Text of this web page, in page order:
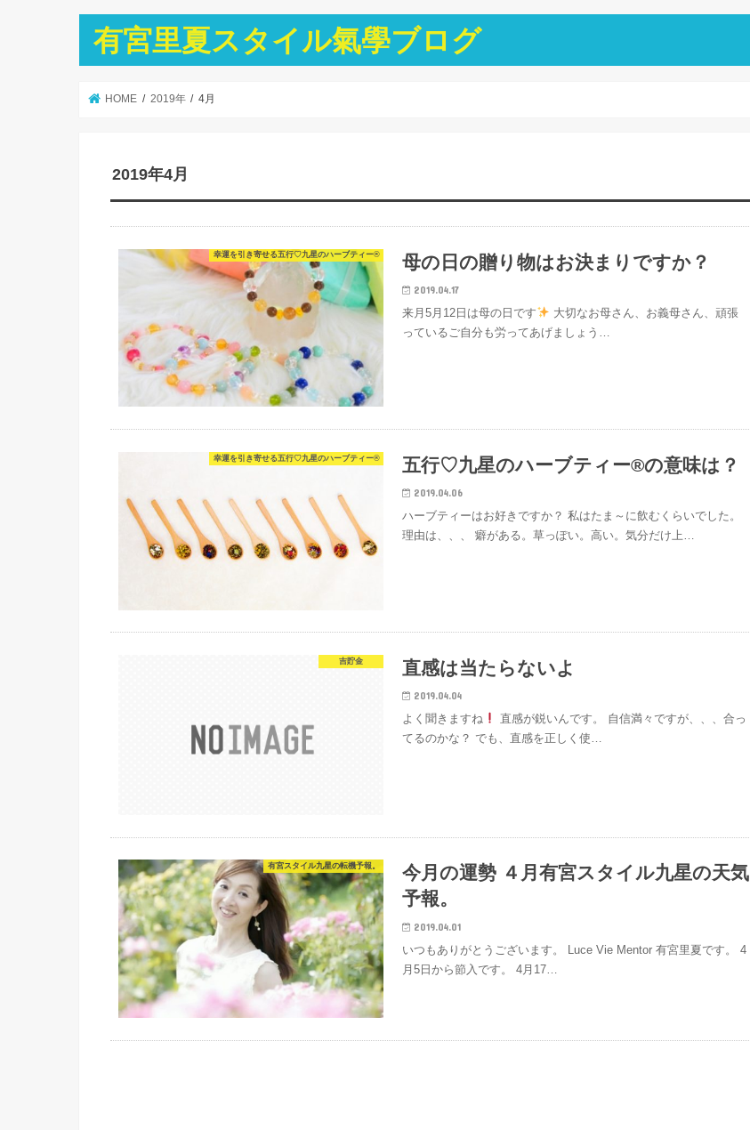
有宮里夏スタイル氣學ブログ
HOME 2019年 4月
2019年4月
幸運を引き寄せる五行♡九星のハーブティー® 母の日の贈り物はお決まりですか？
2019.04.17
来月5月12日は母の日です
大切なお母さん、お義母さん、頑張
っているご自分も労ってあげましょう…
幸運を引き寄せる五行♡九星のハーブティー® 五行♡九星のハーブティー®の意味は？
2019.04.06
ハーブティーはお好きですか？ 私はたま～に飲むくらいでした。
理由は、、、 癖がある。草っぽい。高い。気分だけ上…
吉貯金 直感は当たらないよ
2019.04.04
よく聞きますね
直感が鋭いんです。 自信満々ですが、、、合っ
てるのかな？ でも、直感を正しく使…
有宮スタイル九星の転機予報。
今月の運勢 ４月有宮スタイル九星の天気
予報。
2019.04.01
いつもありがとうございます。 Luce Vie Mentor 有宮里夏です。 4
月5日から節入です。 4月17…